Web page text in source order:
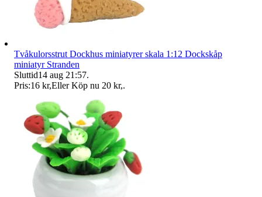
Tvåkulorsstrut Dockhus miniatyrer skala 1:12 Dockskåp
miniatyr Stranden
Sluttid14 aug 21:57.
Pris:16 kr,Eller Köp nu 20 kr,.